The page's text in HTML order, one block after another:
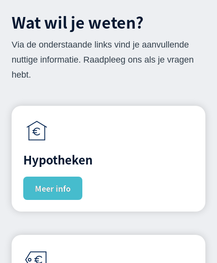
Wat wil je weten?
Via de onderstaande links vind je aanvullende
nuttige informatie. Raadpleeg ons als je vragen
hebt.
Hypotheken
Meer info